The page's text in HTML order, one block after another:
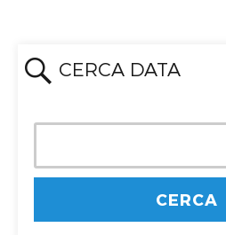
CERCA DATA